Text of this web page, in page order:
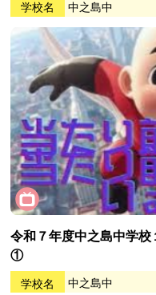
学校名 中之島中
令和７年度中之島中学
①
学校名 中之島中